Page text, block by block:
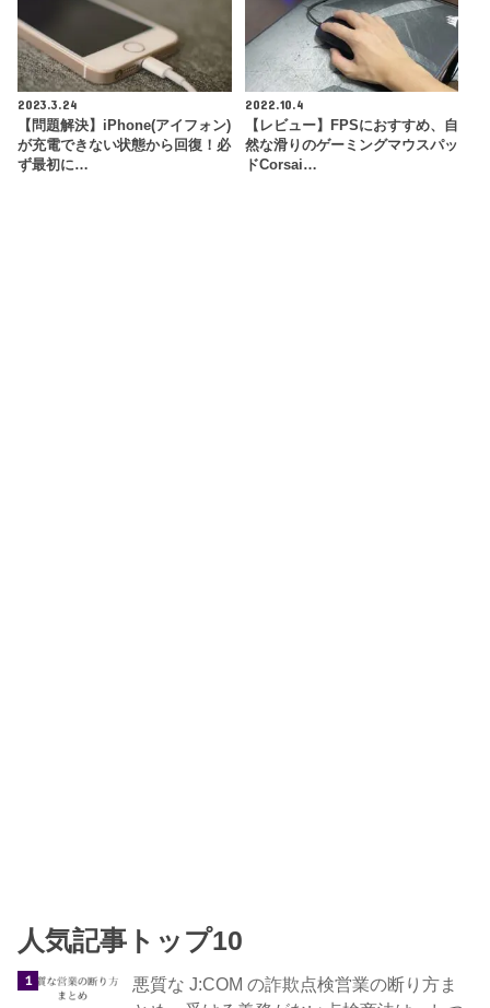
2023.3.24
【問題解決】iPhone(アイフォン)
が充電できない状態から回復！必
ず最初に…
2022.10.4
【レビュー】FPSにおすすめ、自
然な滑りのゲーミングマウスパッ
ドCorsai…
人気記事トップ10
悪質な J:COM の詐欺点検営業の断り方ま